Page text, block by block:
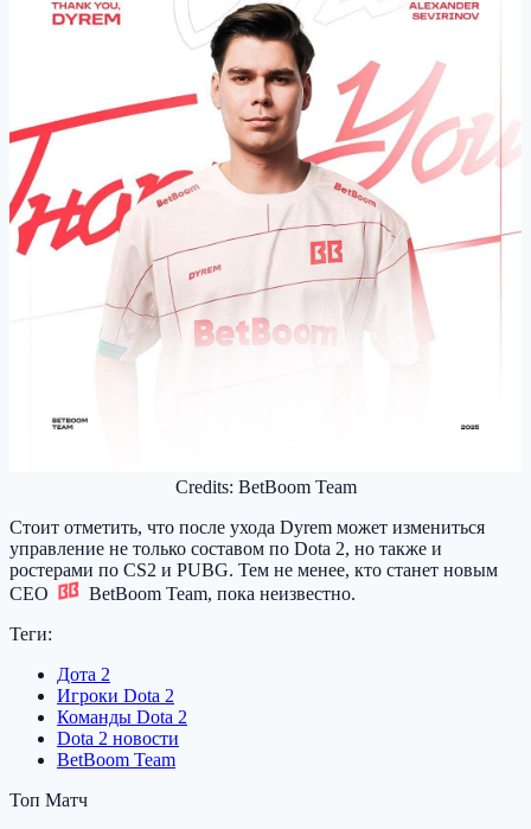
Credits: BetBoom Team
Стоит отметить, что после ухода Dyrem может измениться
управление не только составом по Dota 2, но также и
ростерами по CS2 и PUBG. Тем не менее, кто станет новым
CEO
BetBoom Team, пока неизвестно.
Теги:
Дота 2
Игроки Dota 2
Команды Dota 2
Dota 2 новости
BetBoom Team
Топ Матч